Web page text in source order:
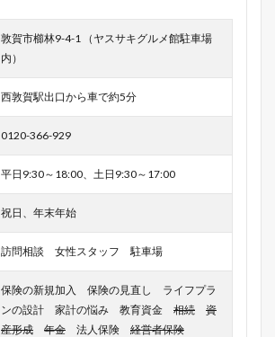
敦賀市櫛林9-4-1 （ヤスサキグルメ館駐車場
内）
西敦賀駅出口から車で約5分
0120-366-929
平日9:30～18:00、土日9:30～17:00
祝日、年末年始
訪問相談 女性スタッフ 駐車場
保険の新規加入 保険の見直し ライフプラ
ンの設計 家計の悩み 教育資金 相続
資
産形成
年金 法人保険 経営者保険